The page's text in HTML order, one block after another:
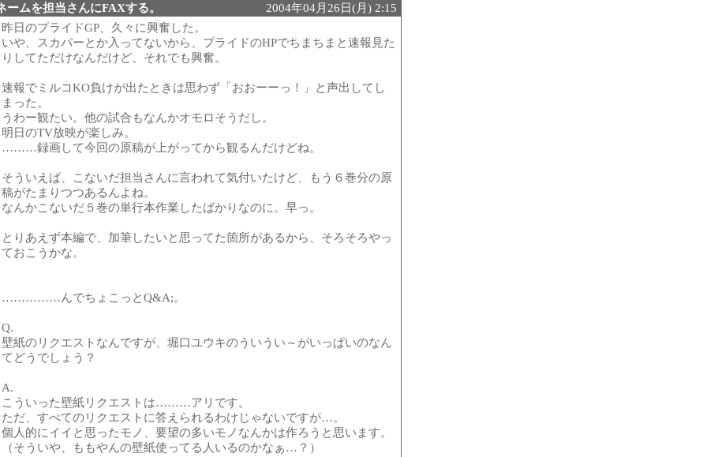
ームを担当さんにFAXする。
2004年04月26日(月) 2:15
昨日のプライドGP、久々に興奮した。
いや、スカパーとか入ってないから、プライドのHPでちまちまと速報見た
りしてただけなんだけど、それでも興奮。
速報でミルコKO負けが出たときは思わず「おおーーっ！」と声出してし
まった。
うわー観たい。他の試合もなんかオモロそうだし。
明日のTV放映が楽しみ。
………録画して今回の原稿が上がってから観るんだけどね。
そういえば、こないだ担当さんに言われて気付いたけど、もう６巻分の原
稿がたまりつつあるんよね。
なんかこないだ５巻の単行本作業したばかりなのに。早っ。
とりあえず本編で、加筆したいと思ってた箇所があるから、そろそろやっ
ておこうかな。
……………んでちょこっとQ&A;。
Q.
壁紙のリクエストなんですが、堀口ユウキのういうい～がいっぱいのなん
てどうでしょう？
A.
こういった壁紙リクエストは………アリです。
ただ、すべてのリクエストに答えられるわけじゃないですが…。
個人的にイイと思ったモノ、要望の多いモノなんかは作ろうと思います。
（そういや、ももやんの壁紙使ってる人いるのかなぁ…？）